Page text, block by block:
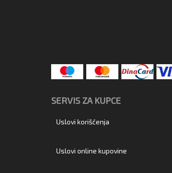
SERVIS ZA KUPCE
Uslovi korišćenja
Uslovi online kupovine